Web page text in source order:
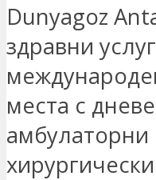
Dunyagoz
здравни
места с
амбулаторни